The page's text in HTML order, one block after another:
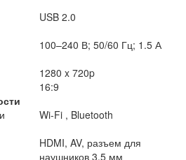
USB 2.0
100–240 В; 50/60 Гц; 1.5 А
1280 x 720p
16:9
Wi-Fi , Bluetooth
HDMI, AV, разъем для
наушников 3,5 мм